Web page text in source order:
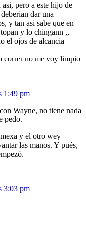
pero a este hijo de
dar una
y tan asi sabe que en
y lo chingann ,,
el ojos de alcancia
correr no me voy limpio
1:49 pm
Wayne, no tiene nada
pedo.
y el otro wey
las manos. Y pués,
3:03 pm